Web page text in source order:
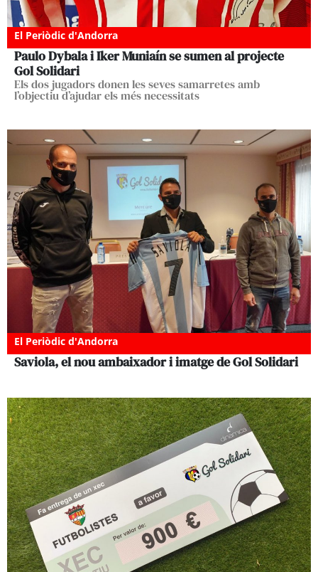
El Periòdic d'Andorra
Paulo Dybala i Iker Muniaín se sumen al projecte
Gol Solidari
Els dos jugadors donen les seves samarretes amb
l’objectiu d’ajudar els més necessitats
El Periòdic d'Andorra
Saviola, el nou ambaixador i imatge de Gol Solidari